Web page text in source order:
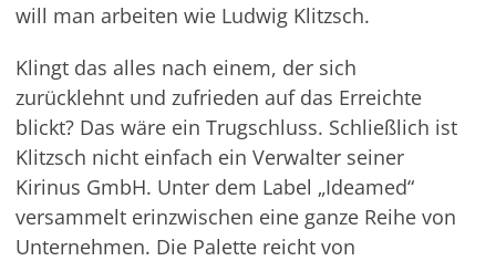
will man arbeiten wie Ludwig Klitzsch.
Klingt das alles nach einem, der sich
zurücklehnt und zufrieden auf das Erreichte
blickt? Das wäre ein Trugschluss. Schließlich ist
Klitzsch nicht einfach ein Verwalter seiner
Kirinus GmbH. Unter dem Label „Ideamed“
versammelt erinzwischen eine ganze Reihe von
Unternehmen. Die Palette reicht von